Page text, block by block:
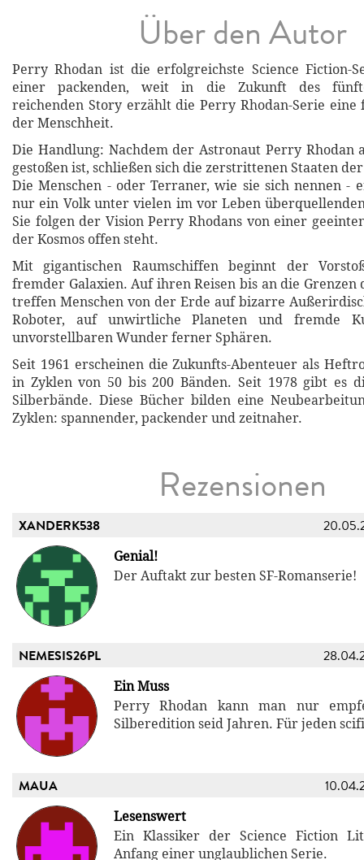
Über den Autor
Perry Rhodan ist die erfolgreichste Science Fiction-
einer packenden, weit in die Zukunft des
reichenden Story erzählt die Perry Rhodan-Serie eine
der Menschheit.
Die Handlung: Nachdem der Astronaut Perry Rhodan
gestoßen ist, schließen sich die zerstrittenen Staaten
Die Menschen - oder Terraner, wie sie sich nennen -
nur ein Volk unter vielen im vor Leben
Sie folgen der Vision Perry Rhodans von einer
der Kosmos offen steht.
Mit gigantischen Raumschiffen beginnt der
fremder Galaxien. Auf ihren Reisen bis an die
treffen Menschen von der Erde auf bizarre
Roboter, auf unwirtliche Planeten und fremde
unvorstellbaren Wunder ferner Sphären.
Seit 1961 erscheinen die Zukunfts-Abenteuer als
in Zyklen von 50 bis 200 Bänden. Seit 1978 gibt es
Silberbände. Diese Bücher bilden eine
Zyklen: spannender, packender und zeitnaher.
Rezensionen
XANDERK538
Genial!
Der Auftakt zur besten SF-Romanserie!
NEMESIS26PL
Ein Muss
Perry Rhodan kann man nur
Silberedition seid Jahren. Für jeden
MAUA
Lesenswert
Ein Klassiker der Science Fiction
Anfang einer unglaublichen Serie.